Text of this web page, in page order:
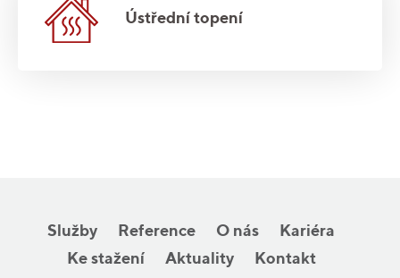
Ústřední topení
Služby Reference O nás
Kariéra
Ke stažení
Aktuality Kontakt